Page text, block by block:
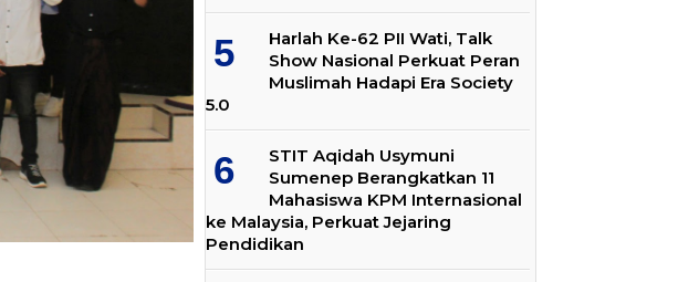
Harlah Ke-62 PII Wati, Talk
Show Nasional Perkuat Peran
Muslimah Hadapi Era Society
5.0
STIT Aqidah Usymuni
Sumenep Berangkatkan 11
Mahasiswa KPM Internasional
ke Malaysia, Perkuat Jejaring
Pendidikan